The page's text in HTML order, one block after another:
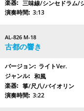
三味線/シンセドラム/
3:13
AL-826 M-18
古都の響き
ライトVer.
和風
箏/尺八/バイオリン
3:22